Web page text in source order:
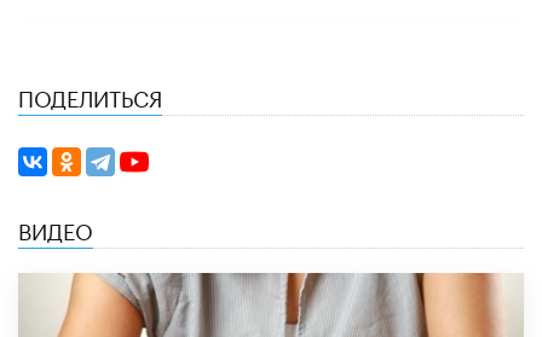
ПОДЕЛИТЬСЯ
ВИДЕО